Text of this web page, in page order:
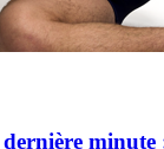
minute